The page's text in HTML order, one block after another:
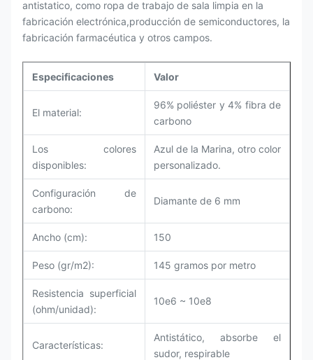
antistatico, como ropa de trabajo de sala limpia en la
fabricación electrónica,producción de semiconductores, la
fabricación farmacéutica y otros campos.
Especificaciones Valor
El material:
96% poliéster y 4% fibra de
carbono
Los colores
disponibles:
Azul de la Marina, otro color
personalizado.
Configuración de
carbono:
Diamante de 6 mm
Ancho (cm): 150
Peso (gr/m2): 145 gramos por metro
Resistencia superficial
(ohm/unidad):
10e6 ~ 10e8
Características:
Antistático, absorbe el
sudor, respirable